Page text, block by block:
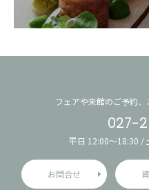
フェアや来館のご予約
027-
平日 12:00〜18:30 /
お問合せ